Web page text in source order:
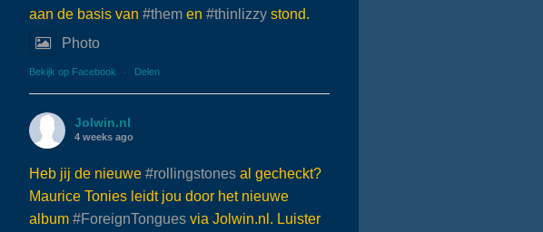
aan de basis van #them en #thinlizzy stond.
Photo
Bekijk op Facebook · Delen
Jolwin.nl
4 weeks ago
Heb jij de nieuwe #rollingstones al gecheckt?
Maurice Tonies leidt jou door het nieuwe
album #ForeignTongues via Jolwin.nl. Luister